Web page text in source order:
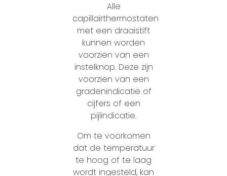
Alle
capillairthermostaten
met een draaistift
kunnen worden
voorzien van een
instelknop. Deze zijn
voorzien van een
gradenindicatie of
cijfers of een
pijlindicatie.
Om te voorkomen
dat de temperatuur
te hoog of te laag
wordt ingesteld, kan